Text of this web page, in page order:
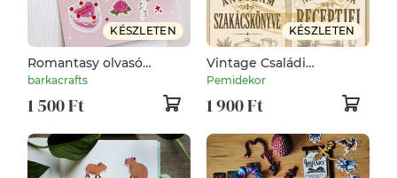
KÉSZLETEN
Romantasy olvasó
könyvmoly matrica ív
barkacrafts
1 500 Ft
KÉSZLETEN
Vintage Családi
Receptgyűjtő Csomag –
Nyomtatható PDF (A4) 8
db.
Pemidekor
1 900 Ft